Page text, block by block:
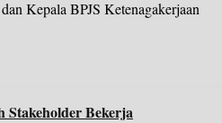
Kepala BPJS Ketenagakerjaan
Stakeholder Bekerja